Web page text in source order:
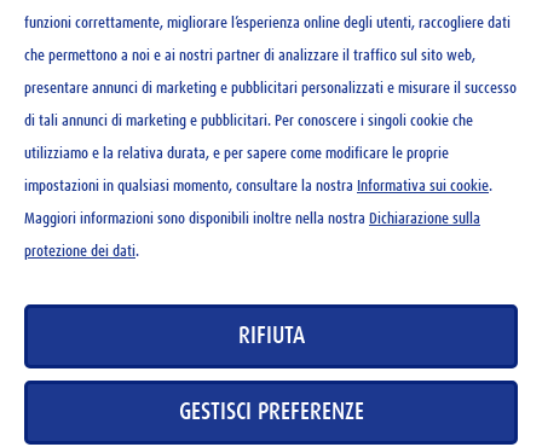
CONTATTO
NEWSLETTER
CONDIZIONI DI UTILIZZO
DICHIARAZIONE SULLA PROTEZIONE DEI DATI
DIRETTIVE SUI COOKIE
CARRIERA
funzioni correttamente, migliorare l’esperienza online degli utenti, raccogliere dati
che permettono a noi e ai nostri partner di analizzare il traffico sul sito web,
presentare annunci di marketing e pubblicitari personalizzati e misurare il successo
di tali annunci di marketing e pubblicitari. Per conoscere i singoli cookie che
utilizziamo e la relativa durata, e per sapere come modificare le proprie
impostazioni in qualsiasi momento, consultare la nostra Informativa sui cookie.
Maggiori informazioni sono disponibili inoltre nella nostra Dichiarazione sulla
protezione dei dati.
RIFIUTA
GESTISCI PREFERENZE